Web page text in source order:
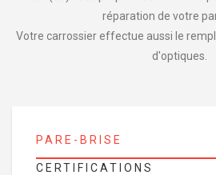
réparation de votre
Votre carrossier effectue aussi le
d'optiques.
PARE-BRISE
CERTIFICATIONS